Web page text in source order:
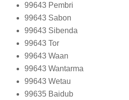
99643 Pembri
99643 Sabon
99643 Sibenda
99643 Tor
99643 Waan
99643 Wantarma
99643 Wetau
99635 Baidub